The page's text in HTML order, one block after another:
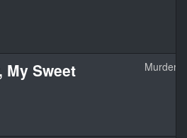
My Sweet Murder,